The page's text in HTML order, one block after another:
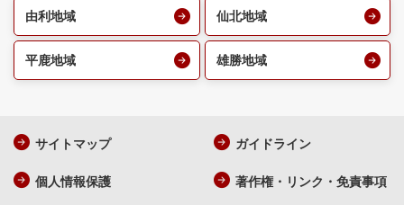
由利地域 仙北地域
平鹿地域 雄勝地域
サイトマップ ガイドライン
個人情報保護 著作権・リンク・免責事項